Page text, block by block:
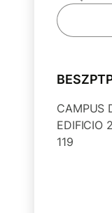
CAMPUS
EDIFICIO
119